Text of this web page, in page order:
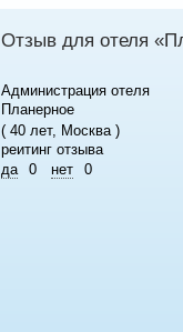
Елена
Отзыв для отеля
Администрация отеля
Планерное
( 40 лет, Москва )
реитинг отзыва
да
0 нет 0